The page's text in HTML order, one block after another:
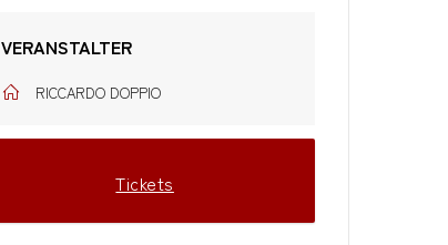
VERANSTALTER
RICCARDO DOPPIO
Tickets